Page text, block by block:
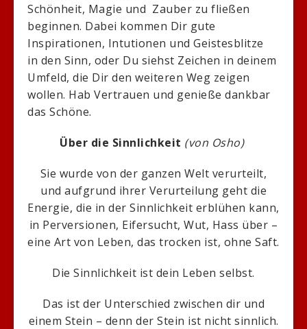
Schönheit, Magie und Zauber zu fließen
beginnen. Dabei kommen Dir gute
Inspirationen, Intutionen und Geistesblitze
in den Sinn, oder Du siehst Zeichen in deinem
Umfeld, die Dir den weiteren Weg zeigen
wollen. Hab Vertrauen und genieße dankbar
das Schöne.
Über die Sinnlichkeit (von Osho)
Sie wurde von der ganzen Welt verurteilt,
und aufgrund ihrer Verurteilung geht die
Energie, die in der Sinnlichkeit erblühen kann,
in Perversionen, Eifersucht, Wut, Hass über –
eine Art von Leben, das trocken ist, ohne Saft.
Die Sinnlichkeit ist dein Leben selbst.
Das ist der Unterschied zwischen dir und
einem Stein – denn der Stein ist nicht sinnlich.